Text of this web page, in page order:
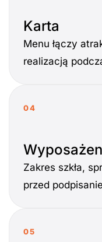
Karta
Menu łączy
realizacją
04
Zakres szkła,
przed
05